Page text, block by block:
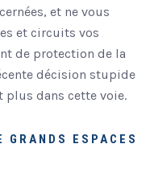
et ne vous
et circuits vos
de protection de la
décision stupide
plus dans cette voie.
GRANDS ESPACES